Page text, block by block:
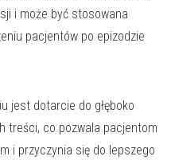
i może być stosowana
pacjentów po epizodzie
jest dotarcie do głęboko
treści, co pozwala pacjentom
i przyczynia się do lepszego